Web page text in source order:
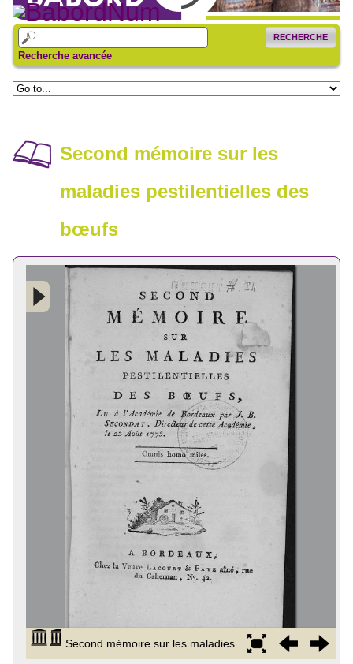
RECHERCHE
Recherche avancée
Second mémoire sur les
maladies pestilentielles des
bœufs